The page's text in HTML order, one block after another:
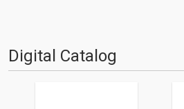
Digital Catalog